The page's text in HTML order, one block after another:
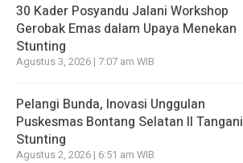
30 Kader Posyandu Jalani Workshop
Gerobak Emas dalam Upaya Menekan
Stunting
Agustus 3, 2026 | 7:07 am WIB
Pelangi Bunda, Inovasi Unggulan
Puskesmas Bontang Selatan II Tangani
Stunting
Agustus 2, 2026 | 6:51 am WIB